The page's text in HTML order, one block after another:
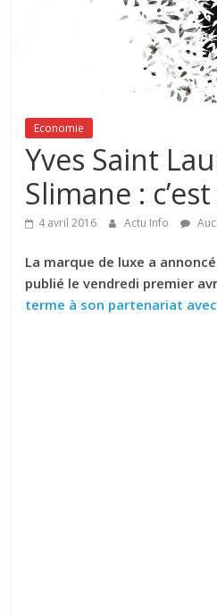
Economie
Yves Saint
Slimane :
4 avril 2016 Actu Info
La marque de luxe a
publié le vendredi premier
terme à son partenariat